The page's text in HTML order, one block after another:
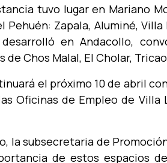
tuvo lugar en Mariano
Pehuén: Zapala, Aluminé,
en Andacollo,
Chos Malal, El Cholar,
el próximo 10 de abril
Oficinas de Empleo de Villa
la subsecretaria de
de estos espacios